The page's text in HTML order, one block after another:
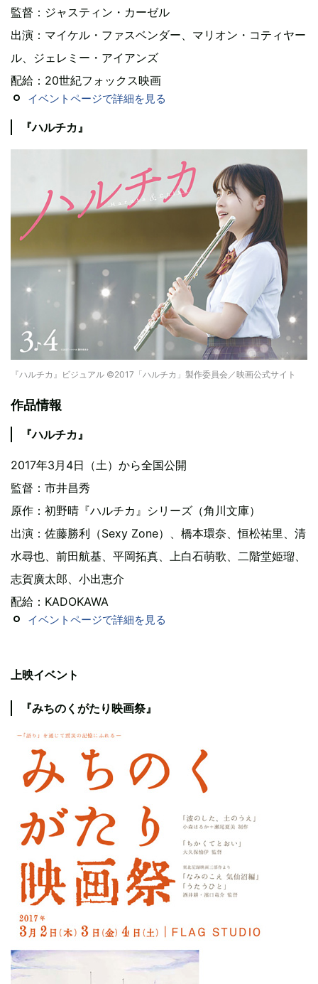
監督：ジャスティン・カーゼル
出演：マイケル・ファスベンダー、マリオン・コティヤー
ル、ジェレミー・アイアンズ
配給：20世紀フォックス映画
イベントページで詳細を見る
『ハルチカ』
『ハルチカ』ビジュアル ©2017「ハルチカ」製作委員会／映画公式サイト
作品情報
『ハルチカ』
2017年3月4日（土）から全国公開
監督：市井昌秀
原作：初野晴『ハルチカ』シリーズ（角川文庫）
出演：佐藤勝利（Sexy Zone）、橋本環奈、恒松祐里、清
水尋也、前田航基、平岡拓真、上白石萌歌、二階堂姫瑠、
志賀廣太郎、小出恵介
配給：KADOKAWA
イベントページで詳細を見る
上映イベント
『みちのくがたり映画祭』